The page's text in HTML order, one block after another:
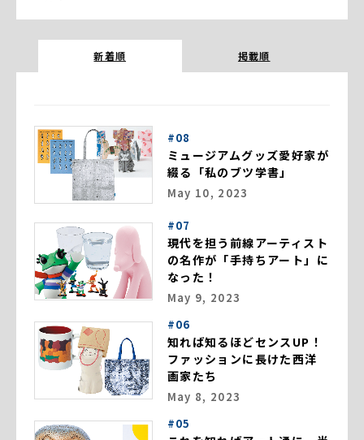
新着順 掲載順
#08
ミュージアムグッズ愛好家が
綴る「私のブツ学書」
May 10, 2023
#07
現代を担う前線アーティスト
の名作が「手持ちアート」に
なった！
May 9, 2023
#06
知れば知るほどセンスUP！
ファッションに長けた西洋
画家たち
May 8, 2023
#05